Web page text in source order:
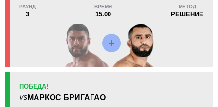
AMC
1
JFC
PFE
РАУНД
3
ВРЕМЯ
15.00
МЕТОД
РЕШЕНИЕ
ПОБЕДА!
VS МАРКОС БРИГАГАО